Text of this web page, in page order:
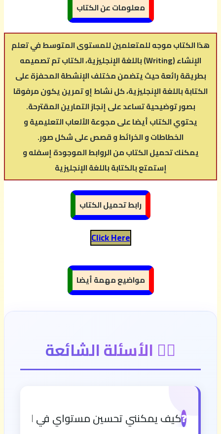
معلومات عن الكتاب
هذا الكتاب موجه للمتعلمين للمستوى المتوسط في تعلم
الإنشاء (Writing) باللغة الإنجليزية، الكتاب تم تصميمه
بطريقة رائعة حيث يتضمن مختلف الإنشطة المحفزة على
الكتابة باللغة الإنجليزية، كل نشاط إو تمرين يكون مرفوقا
بصور توضيحية تساعد على إنجاز التمارين المقترحة.
يحتوي الكتاب أيضا على مجوعة الألعاب التعليمية و
الخطاطات و الخرائط و قصص على شكل صور.
يمكنك تحميل الكتاب من الروابط الموجودة إسفله و
إستمتع بالكتابة باللغة الإنجليزية
رابط تحميل الكتاب
Click Here
مواضيع مهمة أيضا
🙋‍♂️ الأسئلة الشائعة
❓كيف يمكنني تحسين مستواي في اللغة